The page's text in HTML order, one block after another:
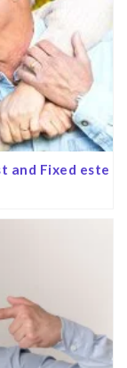
and Fixed este